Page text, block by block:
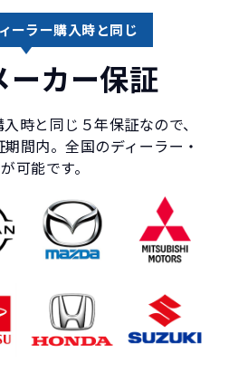
ーラー購入時と同じ
ーカー保証
時と同じ５年保証なので、
間内。全国のディーラー・
可能です。